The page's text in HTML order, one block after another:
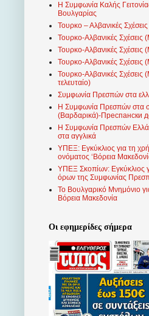
Η Συμφωνία Καλής
Βουλγαρίας
Τουρκο – Αλβανικές
Τουρκο-Αλβανικές Σχέσεις
Τουρκο-Αλβανικές Σχέσεις
Τουρκο-Αλβανικές Σχέσεις
Τουρκο-Αλβανικές Σχέσεις
τελευταίο)
Συμφωνία Πρεσπών στα
Η Συμφωνία Πρεσπών στα
(Βαρδαρικά)-Преспански
Η Συμφωνία Πρεσπών
στα αγγλικά
ΥΠΕΞ: Εγκύκλιος για τη
ονόματος ‘Βόρεια
ΥΠΕΞ Σκοπίων: Εγκύκλιος
όρων της Συμφωνίας
Το Βουλγαρικό Μνημόνιο
Βόρεια Μακεδονία
Οι εφημερίδες σήμερα